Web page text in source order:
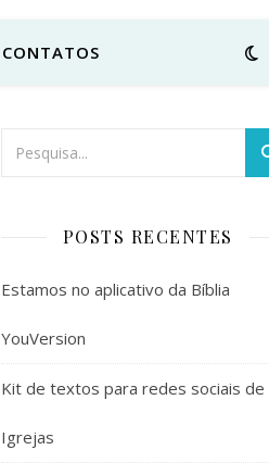
CONTATOS
POSTS RECENTES
Estamos no aplicativo da Bíblia
YouVersion
Kit de textos para redes sociais de
Igrejas